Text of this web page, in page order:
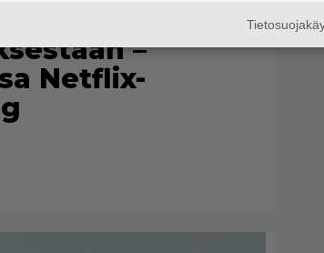
–
Netflix-